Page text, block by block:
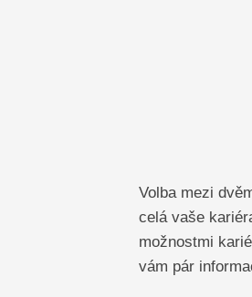
Volba mezi
celá vaše
možnostmi
vám pár